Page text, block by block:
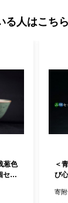
る人はこち
葱色
セッ
＜
び
寄